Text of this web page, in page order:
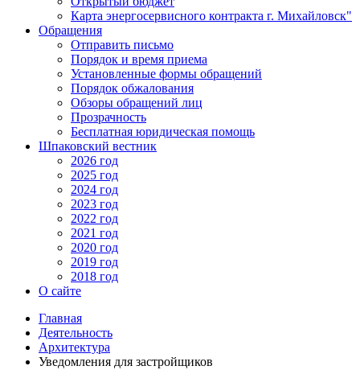
Карта энергосервисного контракта г. Михайловск"
Обращения
Отправить письмо
Порядок и время приема
Установленные формы обращений
Порядок обжалования
Обзоры обращений лиц
Прозрачность
Бесплатная юридическая помощь
Шпаковский вестник
2026 год
2025 год
2024 год
2023 год
2022 год
2021 год
2020 год
2019 год
2018 год
О сайте
Главная
Деятельность
Архитектура
Уведомления для застройщиков